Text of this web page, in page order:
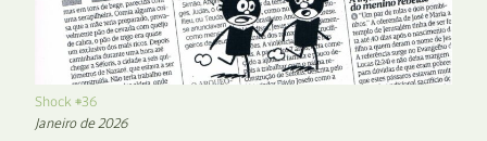
Shock #36
Janeiro de 2026